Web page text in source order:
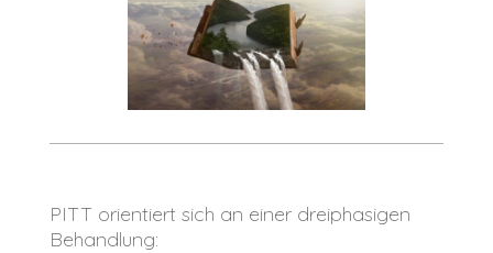
PITT orientiert sich an einer dreiphasigen
Behandlung: